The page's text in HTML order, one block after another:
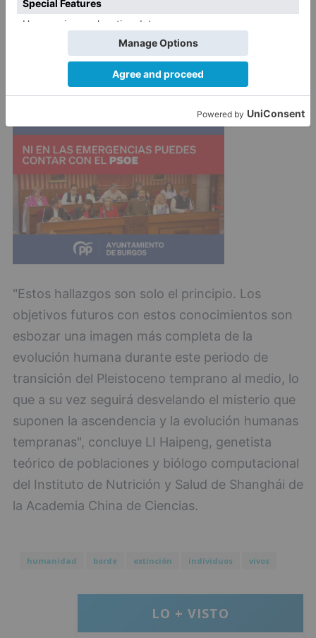
vida humana, podrían haber contribuido a un
rápido aumento posterior de la población hace
unos 813.000 años.
"Estos hallazgos son solo el principio. Los
objetivos futuros con estos conocimientos son
esbozar una imagen más completa de la
evolución humana durante este periodo de
transición del Pleistoceno temprano al medio, lo
que a su vez seguirá desvelando el misterio que
suponen la ascendencia y la evolución humanas
tempranas", concluye LI Haipeng, genetista
teórico de poblaciones y biólogo computacional
del Instituto de Nutrición y Salud de Shanghái de
la Academia China de Ciencias.
humanidad borde extinción individuos vivos
LO + VISTO